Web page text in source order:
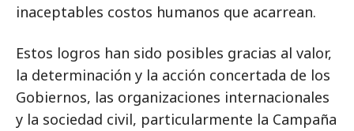
inaceptables costos humanos que acarrean.
Estos logros han sido posibles gracias al valor,
la determinación y la acción concertada de los
Gobiernos, las organizaciones internacionales
y la sociedad civil, particularmente la Campaña